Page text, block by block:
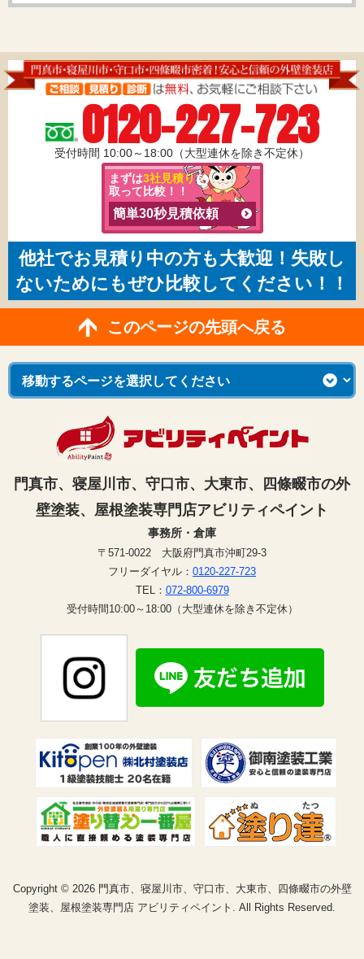
0120-227-723
受付時間 10:00～18:00（大型連休を除き不定休）
まずは3社見積りを
取って比較！！
簡単30秒見積依頼
他社でお見積り中の方も大歓迎！失敗し
ないためにもぜひ比較してください！！
このページの先頭へ戻る
門真市、寝屋川市、守口市、大東市、四條畷市の外
壁塗装、屋根塗装専門店アビリティペイント
事務所・倉庫
〒571-0022 大阪府門真市沖町29-3
フリーダイヤル： 0120-227-723
TEL： 072-800-6979
受付時間10:00～18:00（大型連休を除き不定休）
Copyright © 2026 門真市、寝屋川市、守口市、大東市、四條畷市の外壁
塗装、屋根塗装専門店 アビリティペイント. All Rights Reserved.